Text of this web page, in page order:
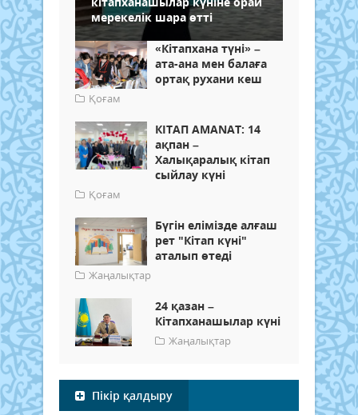
мерекелік шара өтті
«Кітапхана түні» –
ата-ана мен балаға
ортақ рухани кеш
Қоғам
КІТАП AMANAT: 14
ақпан –
Халықаралық кітап
сыйлау күні
Қоғам
Бүгін елімізде алғаш
рет "Кітап күні"
аталып өтеді
Жаңалықтар
24 қазан –
Кітапханашылар күні
Жаңалықтар
Пікір қалдыру